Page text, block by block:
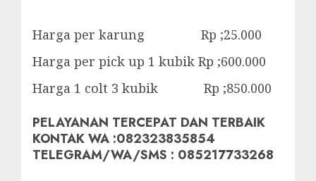
Harga per karung Rp ;25.000
Harga per pick up 1 kubik Rp ;600.000
Harga 1 colt 3 kubik Rp ;850.000
PELAYANAN TERCEPAT DAN TERBAIK
KONTAK WA :082323835854
TELEGRAM/WA/SMS : 085217733268